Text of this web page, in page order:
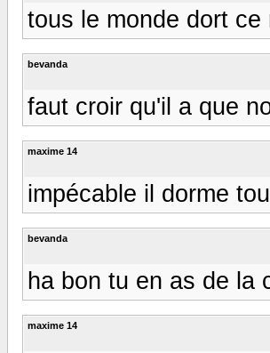
tous le monde dort ce
bevanda
faut croir qu'il a que
maxime 14
impécable il dorme
bevanda
ha bon tu en as de la
maxime 14